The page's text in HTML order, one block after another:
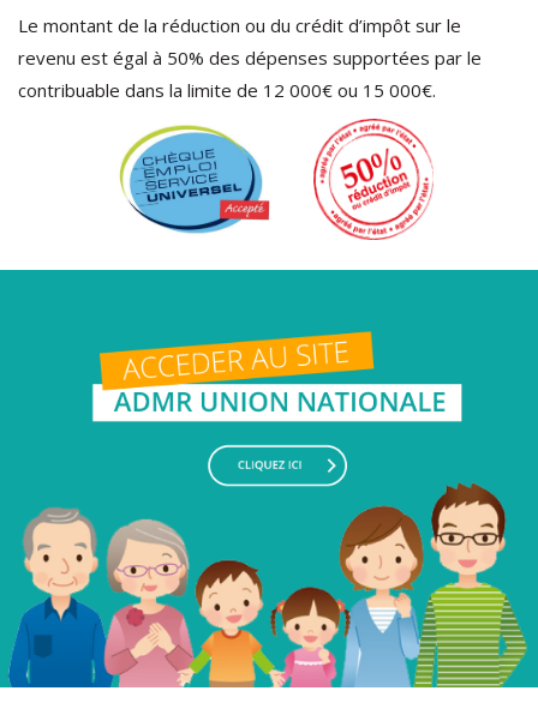
Le montant de la réduction ou du crédit d’impôt sur le
revenu est égal à 50% des dépenses supportées par le
contribuable dans la limite de 12 000€ ou 15 000€.